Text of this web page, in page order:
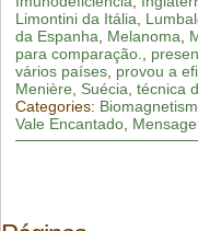
Limontini da Itália,
da Espanha, Melanoma,
para comparação.,
vários países, provou a
Menière, Suécia, técnica
Categories:
Vale Encantado,